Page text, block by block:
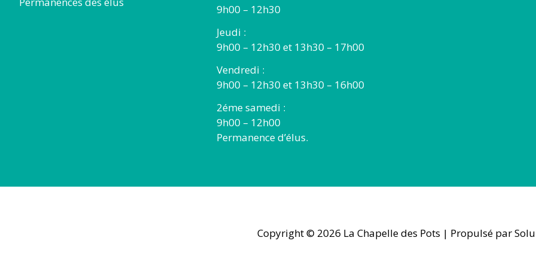
9h00 – 12h30
Jeudi :
9h00 – 12h30 et 13h30 – 17h00
Vendredi :
9h00 – 12h30 et 13h30 – 16h00
2éme samedi :
9h00 – 12h00
Permanence d’élus.
Copyright © 2026 La Chapelle des Pots | Propulsé par